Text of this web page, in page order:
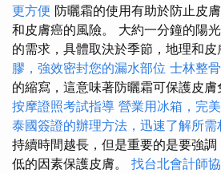
更方便 防曬霜的使用有助於防止皮
和皮膚癌的風險。 大約一分鐘的陽
的需求，具體取決於季節，地理和皮
膠，強效密封您的漏水部位 士林整
的縮寫，這意味著防曬霜可保護皮膚
按摩證照考試指導 營業用冰箱，完
泰國簽證的辦理方法，迅速了解所需
持續時間越長，但是重要的是要強
低的因素保護皮膚。 找台北會計師